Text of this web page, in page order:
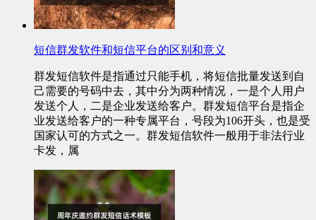
短信群发软件和短信平台的区别和意义
群发短信软件是指通过只能手机，将短信批量发送到自
己需要的号码中去，其中分为两种情况，一是个人用户
发送个人，二是企业发送给客户。群发短信平台是指企
业发送给客户的一种专属平台，号段为106开头，也是受
国家认可的方式之一。群发短信软件一般用于非法行业
卡发，属